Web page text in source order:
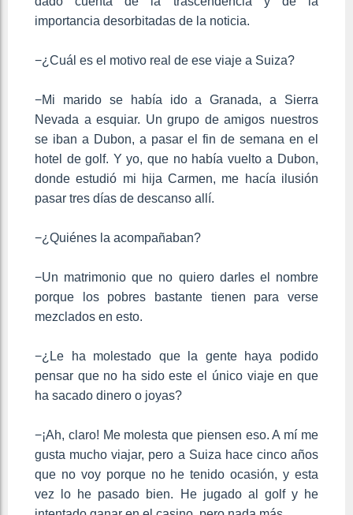
importancia desorbitadas de la noticia.
−¿Cuál es el motivo real de ese viaje a Suiza?
−Mi marido se había ido a Granada, a Sierra
Nevada a esquiar. Un grupo de amigos nuestros
se iban a Dubon, a pasar el fin de semana en el
hotel de golf. Y yo, que no había vuelto a Dubon,
donde estudió mi hija Carmen, me hacía ilusión
pasar tres días de descanso allí.
−¿Quiénes la acompañaban?
−Un matrimonio que no quiero darles el nombre
porque los pobres bastante tienen para verse
mezclados en esto.
−¿Le ha molestado que la gente haya podido
pensar que no ha sido este el único viaje en que
ha sacado dinero o joyas?
−¡Ah, claro! Me molesta que piensen eso. A mí me
gusta mucho viajar, pero a Suiza hace cinco años
que no voy porque no he tenido ocasión, y esta
vez lo he pasado bien. He jugado al golf y he